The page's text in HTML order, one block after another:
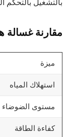
بالتشغيل بالتحكم
مقارنة غسالة
ميزة
استهلاك المياه
مستوى الضوضاء
كفاءة الطاقة